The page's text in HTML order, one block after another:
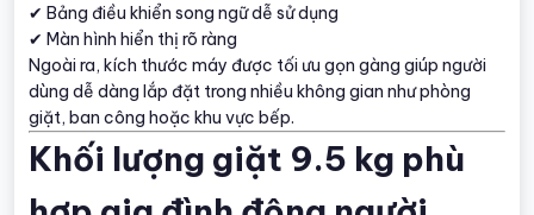
✔ Bảng điều khiển song ngữ dễ sử dụng
✔ Màn hình hiển thị rõ ràng
Ngoài ra, kích thước máy được tối ưu gọn gàng giúp người
dùng dễ dàng lắp đặt trong nhiều không gian như phòng
giặt, ban công hoặc khu vực bếp.
Khối lượng giặt 9.5 kg phù